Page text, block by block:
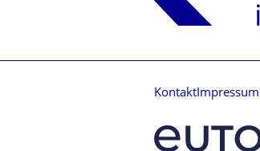
Kontakt Impressum